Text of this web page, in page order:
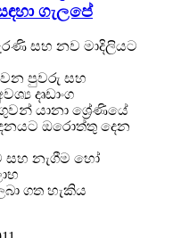
ගැලපේ
පැරණි සහ නව මාදිලියට
පුවරු සහ
දෘඩාංග
යානා ශ්‍රේණියේ
ඔරොත්තු දෙන
සහ නැගීම හෝ
ගත හැකිය